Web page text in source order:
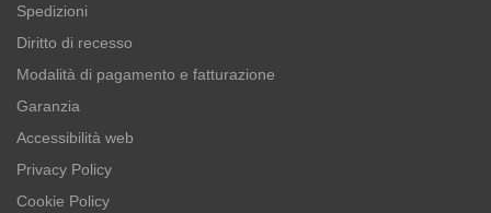
Spedizioni
Diritto di recesso
Modalità di pagamento e fatturazione
Garanzia
Accessibilità web
Privacy Policy
Cookie Policy